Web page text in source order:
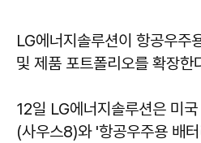
LG에너지솔루션이 항공우주
및 제품 포트폴리오를 확장한
12일 LG에너지솔루션은 미
(사우스8)와 '항공우주용 배